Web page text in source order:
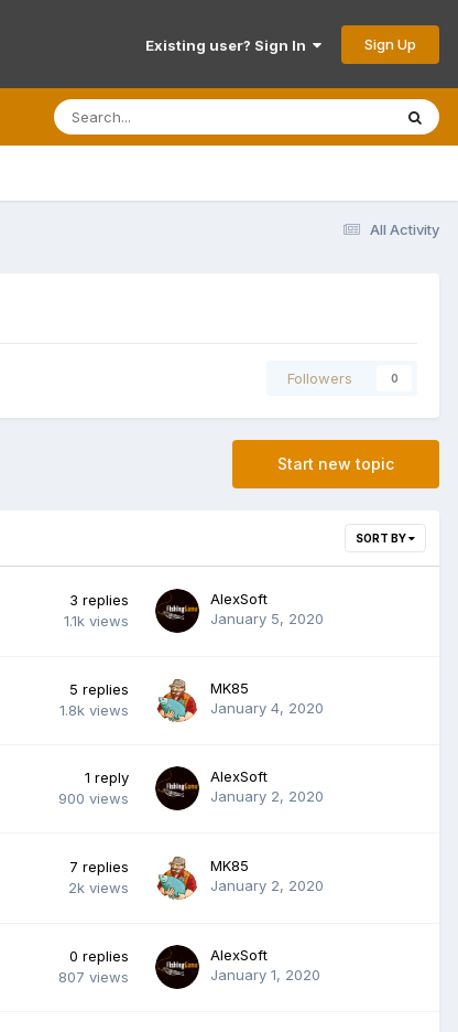
Existing user? Sign In Sign Up
All Activity
Followers 0
Start new topic
SORT BY
3 replies
1.1k views
AlexSoft
January 5, 2020
5 replies
1.8k views
MK85
January 4, 2020
1 reply
900 views
AlexSoft
January 2, 2020
7 replies
2k views
MK85
January 2, 2020
0 replies
807 views
AlexSoft
January 1, 2020